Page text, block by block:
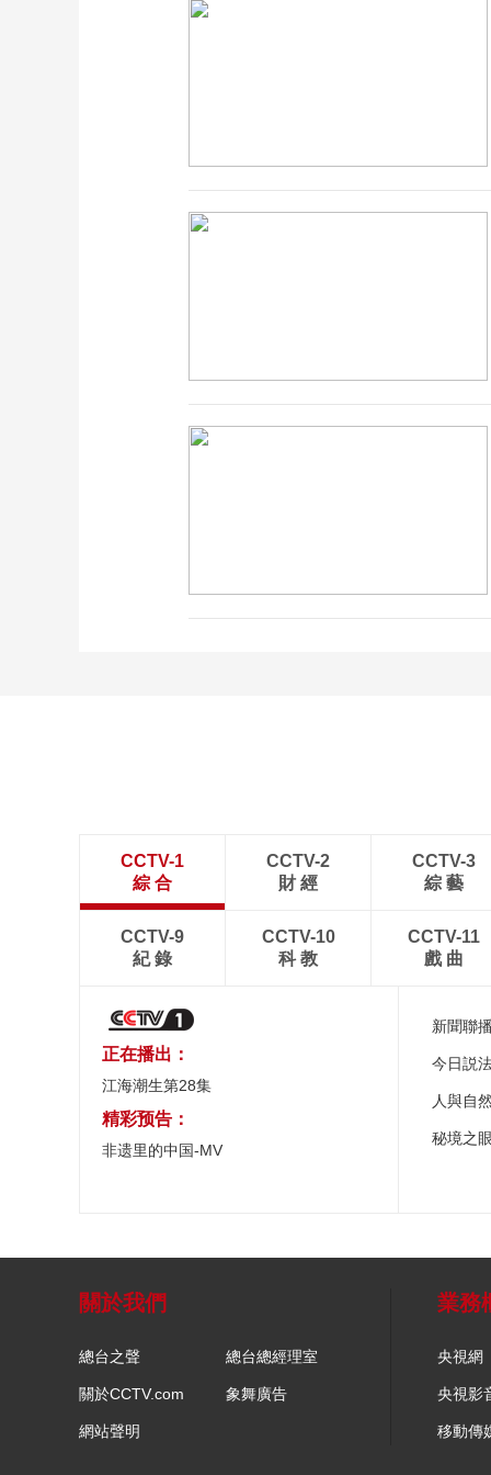
CCTV-1
綜 合
CCTV-2
財 經
CCTV-3
綜 藝
CCTV-9
紀 錄
CCTV-10
科 教
CCTV-11
戲 曲
正在播出：
江海潮生第28集
精彩预告：
非遗里的中国-MV
新聞聯
今日説
人與自
秘境之
關於我們
總台之聲 總台總經理室
關於CCTV.com 象舞廣告
網站聲明
業務
央視網
央視影
移動傳